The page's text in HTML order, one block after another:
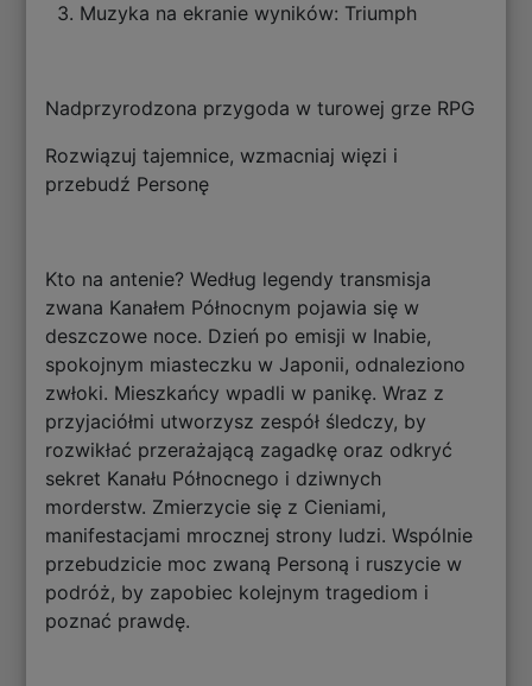
3. Muzyka na ekranie wyników: Triumph
Nadprzyrodzona przygoda w turowej grze RPG
Rozwiązuj tajemnice, wzmacniaj więzi i
przebudź Personę
Kto na antenie? Według legendy transmisja
zwana Kanałem Północnym pojawia się w
deszczowe noce. Dzień po emisji w Inabie,
spokojnym miasteczku w Japonii, odnaleziono
zwłoki. Mieszkańcy wpadli w panikę. Wraz z
przyjaciółmi utworzysz zespół śledczy, by
rozwikłać przerażającą zagadkę oraz odkryć
sekret Kanału Północnego i dziwnych
morderstw. Zmierzycie się z Cieniami,
manifestacjami mrocznej strony ludzi. Wspólnie
przebudzicie moc zwaną Personą i ruszycie w
podróż, by zapobiec kolejnym tragediom i
poznać prawdę.